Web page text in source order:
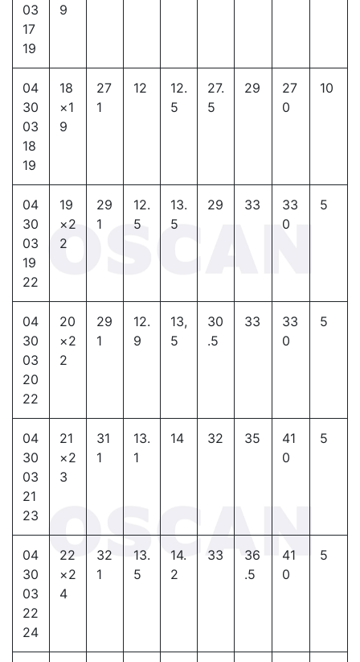
03
17
19
9
04
30
03
18
19
18
×1
9
27
1
12
12.
5
27.
5
29
27
0
10
04
30
03
19
22
19
×2
2
29
1
12.
5
13.
5
29 33
33
0
5
04
30
03
20
22
20
×2
2
29
1
12.
9
13,
5
30
.5
33
33
0
5
04
30
03
21
23
21
×2
3
31
1
13.
1
14 32 35
41
0
5
04
30
03
22
24
22
×2
4
32
1
13.
5
14.
2
33
36
.5
41
0
5